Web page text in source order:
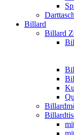
Billard
Billard